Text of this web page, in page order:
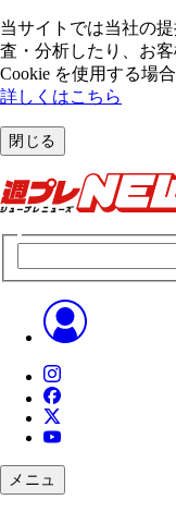
当サイトでは当社の
査・分析したり、お
Cookie を使⽤する場
詳しくはこちら
閉じる
メニュ